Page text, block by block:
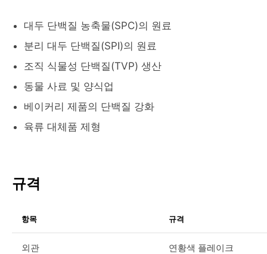
대두 단백질 농축물(SPC)의 원료
분리 대두 단백질(SPI)의 원료
조직 식물성 단백질(TVP) 생산
동물 사료 및 양식업
베이커리 제품의 단백질 강화
육류 대체품 제형
규격
항목 규격
외관 연황색 플레이크